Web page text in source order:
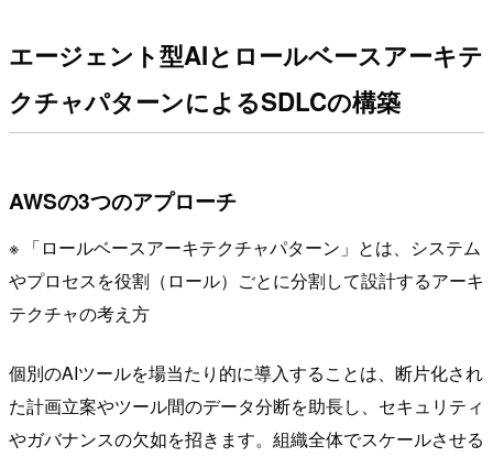
エージェント型AIとロールベースアーキテ
クチャパターンによるSDLCの構築
AWSの3つのアプローチ
※ 「ロールベースアーキテクチャパターン」とは、システム
やプロセスを役割（ロール）ごとに分割して設計するアーキ
テクチャの考え方
個別のAIツールを場当たり的に導入することは、断片化され
た計画立案やツール間のデータ分断を助長し、セキュリティ
やガバナンスの欠如を招きます。組織全体でスケールさせる